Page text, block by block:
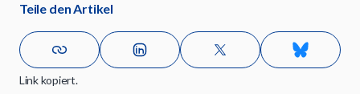
Teile den Artikel
Link kopiert.